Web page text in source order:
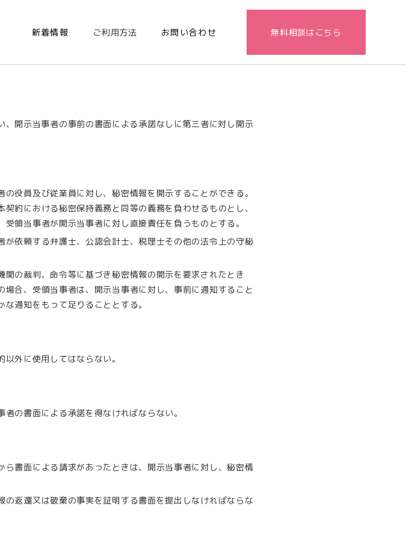
新着情報 ご利用方法 お問い合わせ 無料相談はこちら
開示当事者の事前の書面による承諾なしに第三者に対し開示
役員及び従業員に対し、秘密情報を開示することができる。
約における秘密保持義務と同等の義務を負わせるものとし、
領当事者が開示当事者に対し直接責任を負うものとする。
依頼する弁護士、公認会計士、税理士その他の法令上の守秘
の裁判、命令等に基づき秘密情報の開示を要求されたとき
合、受領当事者は、開示当事者に対し、事前に通知すること
通知をもって足りることとする。
外に使用してはならない。
の書面による承諾を得なければならない。
書面による請求があったときは、開示当事者に対し、秘密情
返還又は破棄の事実を証明する書面を提出しなければならな